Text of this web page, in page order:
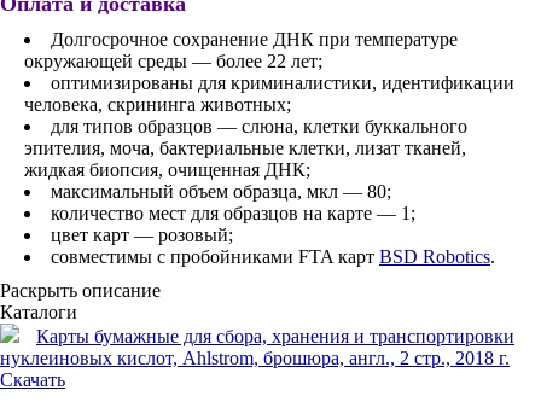
Долгосрочное сохранение ДНК при температуре
окружающей среды — более 22 лет;
оптимизированы для криминалистики, идентификации
человека, скрининга животных;
для типов образцов — слюна, клетки буккального
эпителия, моча, бактериальные клетки, лизат тканей,
жидкая биопсия, очищенная ДНК;
максимальный объем образца, мкл — 80;
количество мест для образцов на карте — 1;
цвет карт — розовый;
совместимы с пробойниками FTA карт BSD Robotics.
Раскрыть описание
Каталоги
Карты бумажные для сбора, хранения и транспортировки
нуклеиновых кислот, Ahlstrom, брошюра, англ., 2 стр., 2018 г.
Скачать